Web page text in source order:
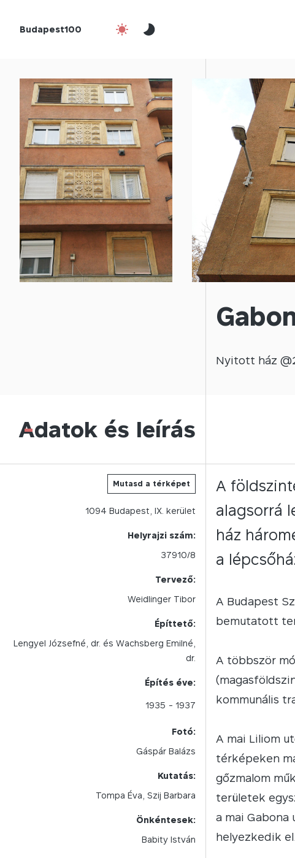
Budapest100
Nyitott ház @
Adatok és leírás
-
Mutasd a térképet
1094 Budapest, IX. kerület
Helyrajzi szám:
37910/8
Tervező:
Weidlinger Tibor
Építtető:
Lengyel Józsefné, dr. és Wachsberg Emilné,
dr.
Építés éve:
1935 - 1937
Fotó:
Gáspár Balázs
Kutatás:
Tompa Éva, Szij Barbara
Önkéntesek:
Babity István
A
alagsorrá
ház
a
A Budapest
bemutatott
A többször
kommunális
A mai Liliom
térképeken
gőzmalom
területek
a mai
helyezkedik el.